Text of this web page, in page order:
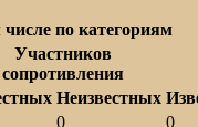
по категориям
Участников
сопротивления
Неизвестных
0 0